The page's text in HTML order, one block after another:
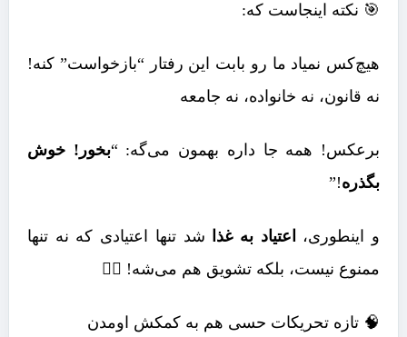
🎯 نکته اینجاست که:
هیچ‌کس نمیاد ما رو بابت این رفتار “بازخواست” کنه!
نه قانون، نه خانواده، نه جامعه
برعکس! همه جا داره بهمون می‌گه: “بخور! خوش
بگذره!”
و اینطوری، اعتیاد به غذا
شد تنها اعتیادی که نه تنها
ممنوع نیست، بلکه تشویق هم می‌شه! 😶‍🌫️
🧠 تازه تحریکات حسی هم به کمکش اومدن